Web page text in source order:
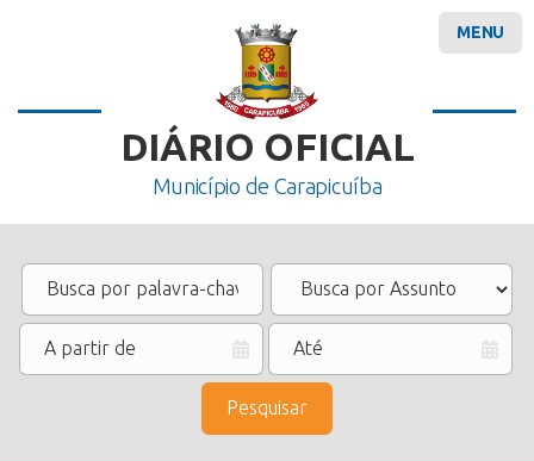
DIÁRIO OFICIAL
Município de Carapicuíba
Pesquisar
MENU